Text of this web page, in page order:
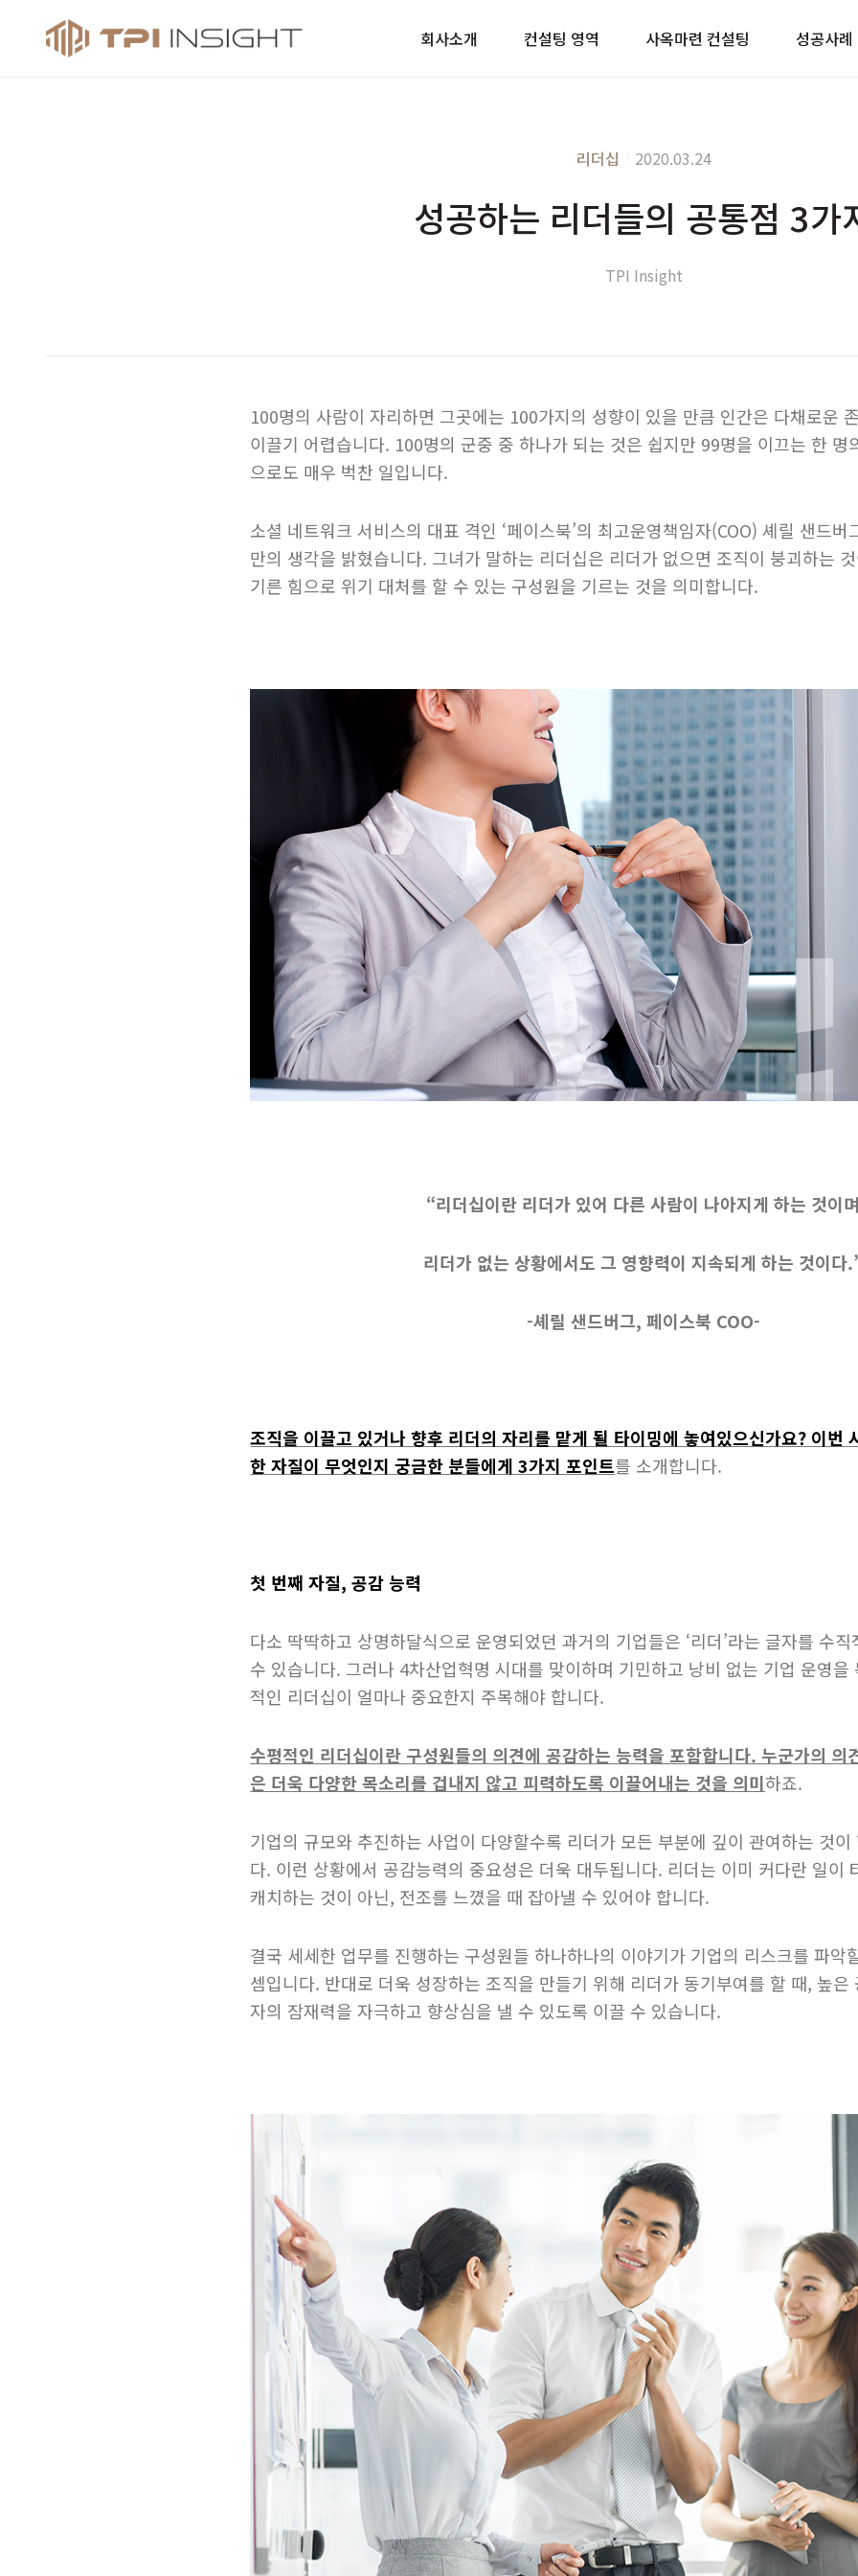
티피아이 인사이트회사소개 컨설팅 영역 사옥마련 컨설팅 성공사례
리더십 2020.03.24
성공하는 리더들의 공통점 3가
TPI Insight
100명의 사람이 자리하면 그곳에는 100가지의 성향이 있을 만큼 인간은 다채로운
이끌기 어렵습니다. 100명의 군중 중 하나가 되는 것은 쉽지만 99명을 이끄는 한 명
으로도 매우 벅찬 일입니다.
소셜 네트워크 서비스의 대표 격인 ‘페이스북’의 최고운영책임자(COO) 셰릴 샌드
만의 생각을 밝혔습니다. 그녀가 말하는 리더십은 리더가 없으면 조직이 붕괴하는
기른 힘으로 위기 대처를 할 수 있는 구성원을 기르는 것을 의미합니다.
​“리더십이란 리더가 있어 다른 사람이 나아지게 하는 것이
리더가 없는 상황에서도 그 영향력이 지속되게 하는 것이다
​-셰릴 샌드버그, 페이스북 COO-
조직을 이끌고 있거나 향후 리더의 자리를 맡게 될 타이밍에 놓여있으신가요? 이번
한 자질이 무엇인지 궁금한 분들에게 3가지 포인트를 소개합니다.
첫 번째 자질, 공감 능력
다소 딱딱하고 상명하달식으로 운영되었던 과거의 기업들은 ‘리더’라는 글자를 수
수 있습니다. 그러나 4차산업혁명 시대를 맞이하며 기민하고 낭비 없는 기업 운영
적인 리더십이 얼마나 중요한지 주목해야 합니다.
수평적인 리더십이란 구성원들의 의견에 공감하는 능력을 포함합니다. 누군가의 의
은 더욱 다양한 목소리를 겁내지 않고 피력하도록 이끌어내는 것을 의미하죠.
기업의 규모와 추진하는 사업이 다양할수록 리더가 모든 부분에 깊이 관여하는 것
다. 이런 상황에서 공감능력의 중요성은 더욱 대두됩니다. 리더는 이미 커다란 일이
캐치하는 것이 아닌, 전조를 느꼈을 때 잡아낼 수 있어야 합니다.
결국 세세한 업무를 진행하는 구성원들 하나하나의 이야기가 기업의 리스크를 파악
셈입니다. 반대로 더욱 성장하는 조직을 만들기 위해 리더가 동기부여를 할 때, 높
자의 잠재력을 자극하고 향상심을 낼 수 있도록 이끌 수 있습니다.